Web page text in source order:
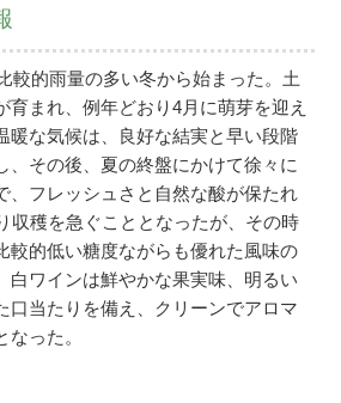
較的雨量の多い冬から始まった。土
育まれ、例年どおり4月に萌芽を迎え
暖な気候は、良好な結実と早い段階
、その後、夏の終盤にかけて徐々に
、フレッシュさと自然な酸が保たれ
収穫を急ぐこととなったが、その時
較的低い糖度ながらも優れた風味の
白ワインは鮮やかな果実味、明るい
口当たりを備え、クリーンでアロマ
った。